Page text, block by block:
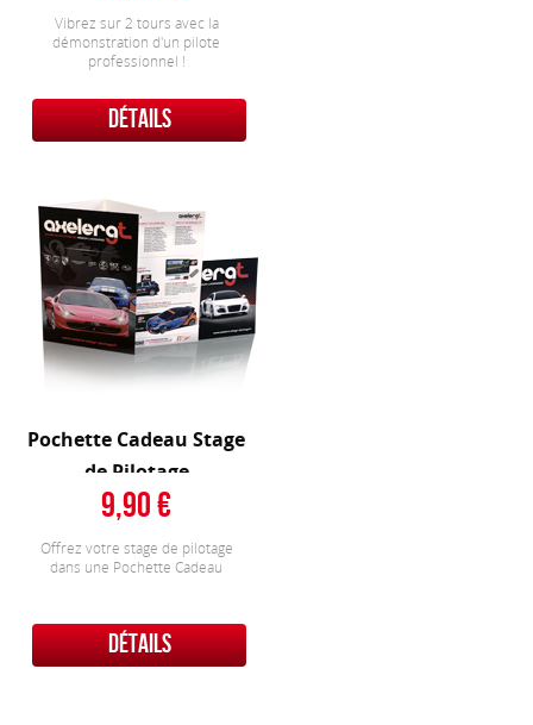
Vibrez sur 2 tours avec la
démonstration d'un pilote
professionnel !
DÉTAILS
Pochette Cadeau Stage
de Pilotage
9,90
Offrez votre stage de pilotage
dans une Pochette Cadeau
DÉTAILS